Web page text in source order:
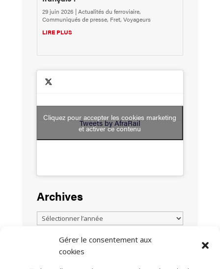
Gérer le consentement aux
cookies
29 juin 2026 |Actualités du ferroviaire,
Communiqués de presse, Fret, Voyageurs
LIRE PLUS
Tweets by AfraRail
Cliquez pour accepter les cookies marketing
et activer ce contenu
Archives
TOUTES LES ACTUALITÉS